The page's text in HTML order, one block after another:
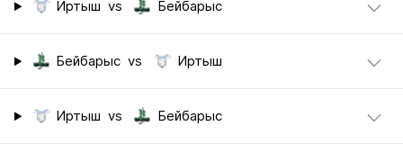
Иртыш vs Бейбарыс
Бейбарыс vs Иртыш
Иртыш vs Бейбарыс